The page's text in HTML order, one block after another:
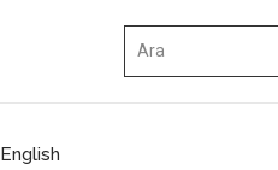
English